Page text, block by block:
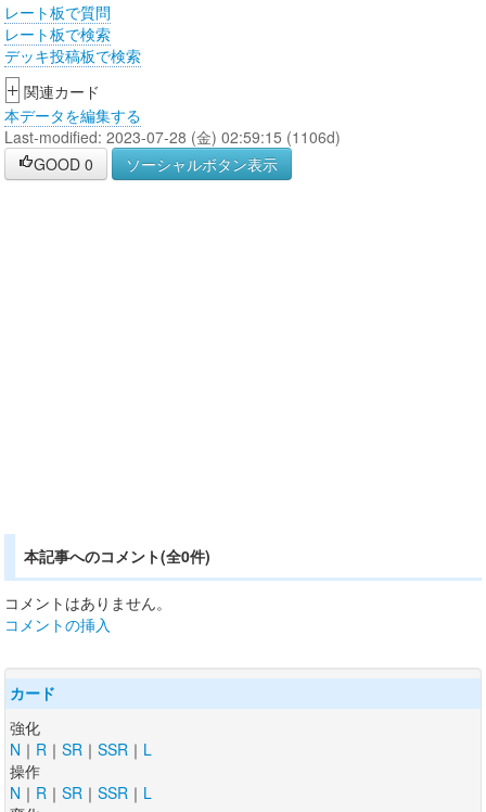
レート板で質問
レート板で検索
デッキ投稿板で検索
+ 関連カード
本データを編集する
Last-modified: 2023-07-28 (金) 02:59:15 (1106d)
GOOD 0 ソーシャルボタン表示
本記事へのコメント(全0件)
コメントはありません。
コメントの挿入
カード
強化
N ｜ R ｜ SR ｜ SSR ｜ L
操作
N ｜ R ｜ SR ｜ SSR ｜ L